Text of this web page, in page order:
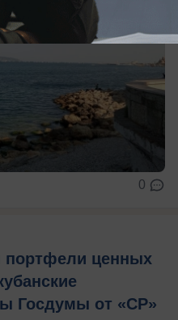
0
ценных
Госдумы от «СР»